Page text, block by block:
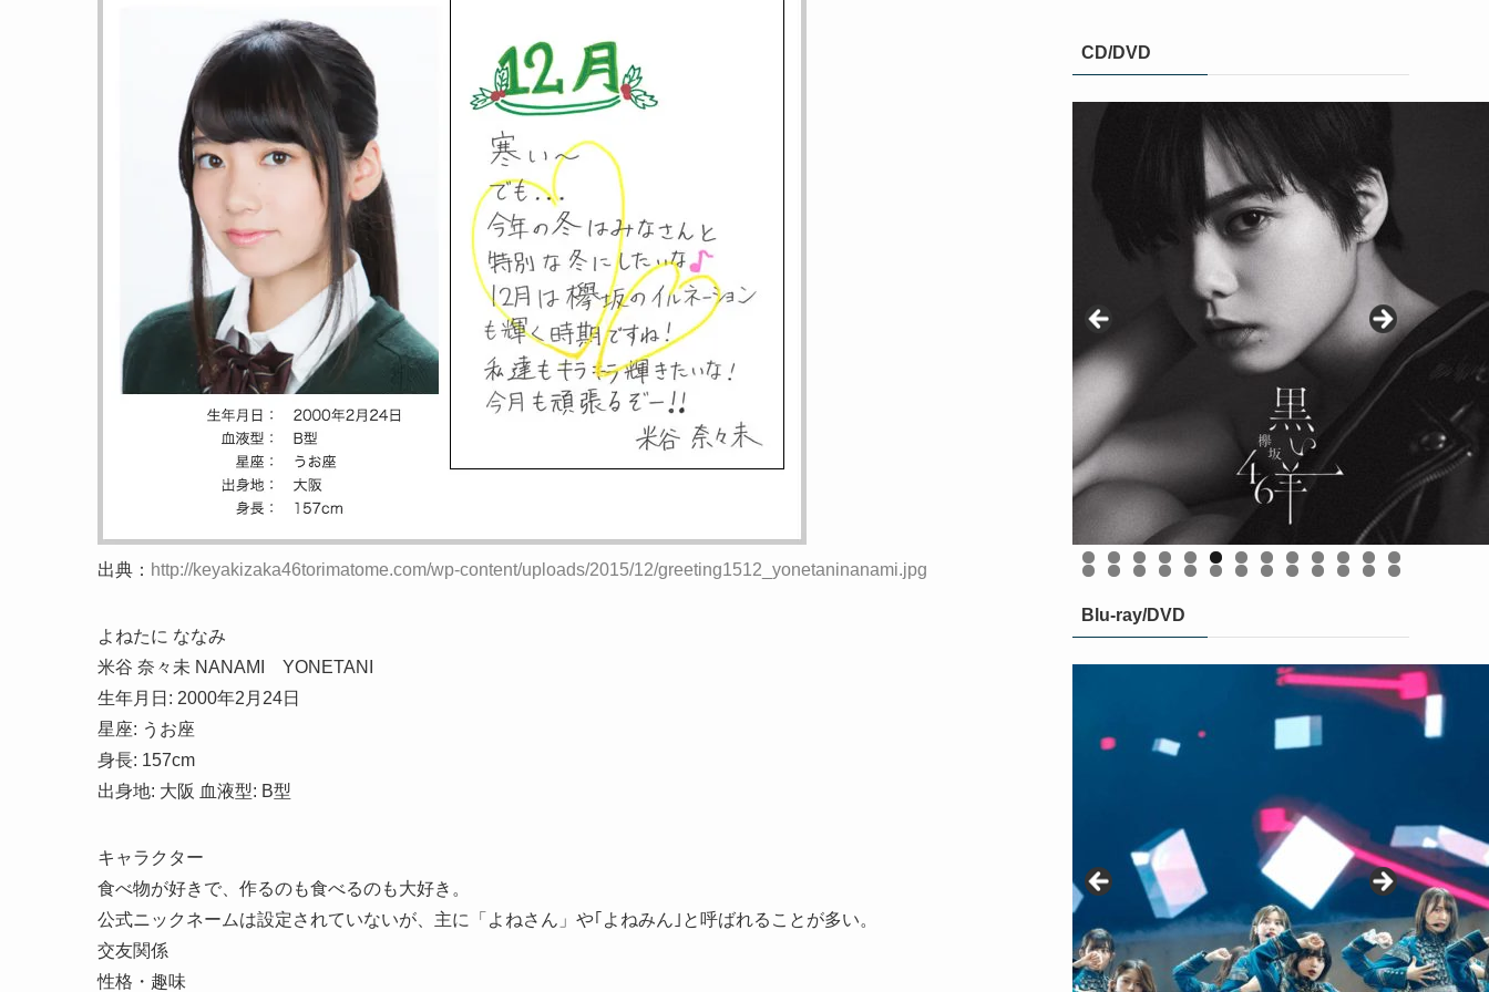
出典： http://keyakizaka46torimatome.com/wp-content/uploads/2015/12/greeting1512_yonetaninanami.jpg
よねたに ななみ
米谷 奈々未 NANAMI YONETANI
生年月日: 2000年2月24日
星座: うお座
身長: 157cm
出身地: 大阪 血液型: B型
キャラクター
食べ物が好きで、作るのも食べるのも大好き。
公式ニックネームは設定されていないが、主に「よねさん」や｢よねみん｣と呼ばれることが多い。
交友関係
性格・趣味
CD/DVD
BAN (初回仕様限定盤 Type-A CD＋Blu-ray) [
BAN (初回仕様限定盤 Type-B CD＋Blu-ray) [
BAN (初回仕様限定盤 Type-C CD＋Blu-ray) [
BAN (初回仕様限定盤 Type-D CD＋Blu-ray) [
【楽天ブックス限定先着特典】BAN (通常盤)
(ステッカー(楽天ブックス絵柄)) [ 櫻坂46 ]
0 1 2 3
4 5 6 7 8 9 0 1 2 3 4 5 6
Blu-ray/DVD